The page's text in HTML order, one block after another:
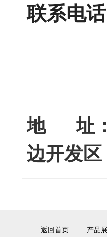
联系电
地 址：
边开发区
返回首页 产品